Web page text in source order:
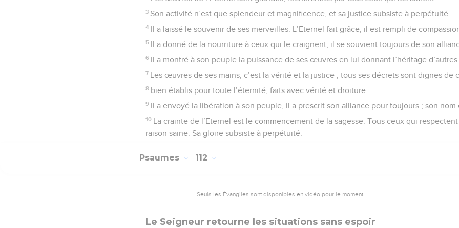
3 Son activité n’est que splendeur et magnificence, et sa justice subsiste à perpétuité.
4 Il a laissé le souvenir de ses merveilles. L’Eternel fait grâce, il est rempli de
5 Il a donné de la nourriture à ceux qui le craignent, il se souvient toujours de son
6 Il a montré à son peuple la puissance de ses œuvres en lui donnant l’héritage d’autres
7 Les œuvres de ses mains, c’est la vérité et la justice ; tous ses décrets sont dignes de
8 bien établis pour toute l’éternité, faits avec vérité et droiture.
9 Il a envoyé la libération à son peuple, il a prescrit son alliance pour toujours ; son nom
10 La crainte de l’Eternel est le commencement de la sagesse. Tous ceux qui
raison saine. Sa gloire subsiste à perpétuité.
Psaumes 112
Seuls les Évangiles sont disponibles en vidéo pour le moment.
Le Seigneur retourne les situations sans espoir